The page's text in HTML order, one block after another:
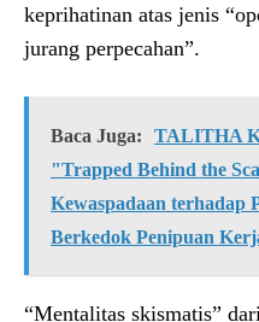
keprihatinan atas jenis
jurang perpecahan”.
Baca Juga:
TALITHA
"Trapped Behind the
Kewaspadaan terhadap
Berkedok Penipuan
“Mentalitas skismatis”